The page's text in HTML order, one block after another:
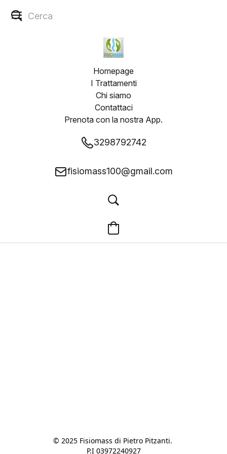
Homepage
I Trattamenti
Chi siamo
Contattaci
Prenota con la nostra App.
3298792742
fisiomass100@gmail.com
© 2025 Fisiomass di Pietro Pitzanti.
P.I 03972240927